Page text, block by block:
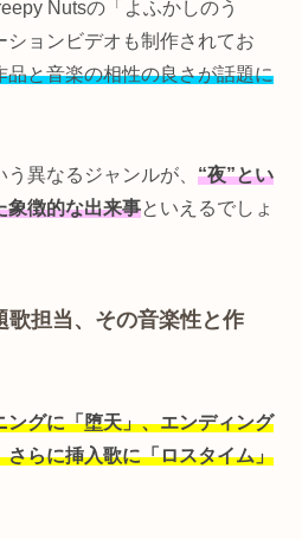
Nutsの「よふかしのう
ションビデオも制作されてお
品と音楽の相性の良さが話題に
異なるジャンルが、 “夜”とい
象徴的な出来事といえるでしょ
歌担当、その音楽性と作
ングに「堕天」、エンディング
さらに挿入歌に「ロスタイム」